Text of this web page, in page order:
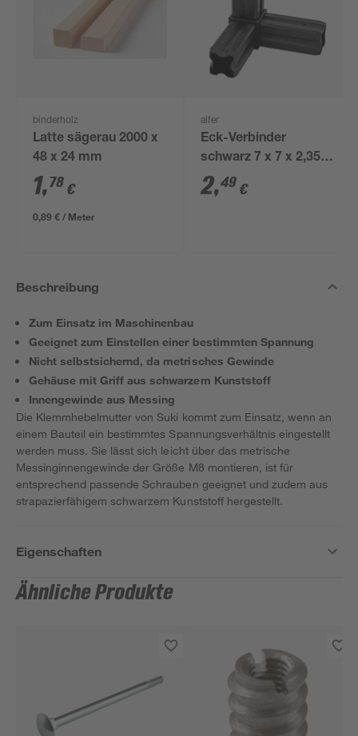
binderholz
Latte sägerau 2000 x
48 x 24 mm
1,78 €
0,89 € / Meter
alfer
Eck-Verbinder
schwarz 7 x 7 x 2,35
cm
2,49 €
Beschreibung
Zum Einsatz im Maschinenbau
Geeignet zum Einstellen einer bestimmten Spannung
Nicht selbstsichernd, da metrisches Gewinde
Gehäuse mit Griff aus schwarzem Kunststoff
Innengewinde aus Messing
Die Klemmhebelmutter von Suki kommt zum Einsatz, wenn an
einem Bauteil ein bestimmtes Spannungsverhältnis eingestellt
werden muss. Sie lässt sich leicht über das metrische
Messinginnengewinde der Größe M8 montieren, ist für
entsprechend passende Schrauben geeignet und zudem aus
strapazierfähigem schwarzem Kunststoff hergestellt.
Eigenschaften
Ähnliche Produkte